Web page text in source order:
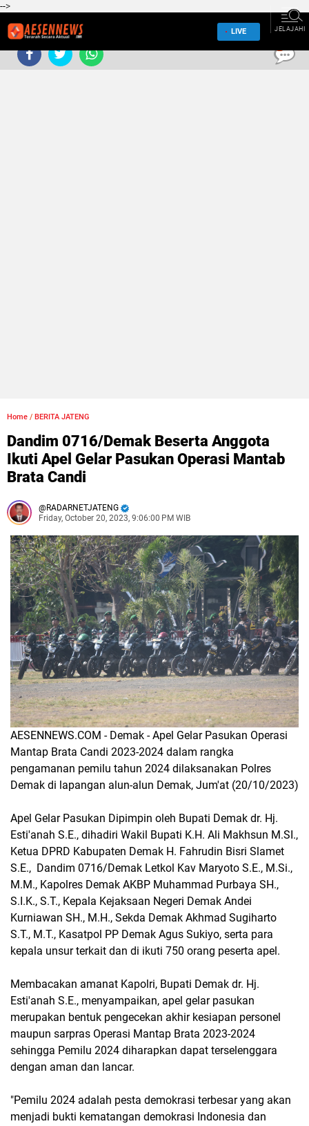
-->
LIVE JELAJAHI
Home / BERITA JATENG
Dandim 0716/Demak Beserta Anggota
Ikuti Apel Gelar Pasukan Operasi Mantab
Brata Candi
RADARNETJATENG
Friday, October 20, 2023, 9:06:00 PM WIB
AESENNEWS.COM - Demak - Apel Gelar Pasukan Operasi
Mantap Brata Candi 2023-2024 dalam rangka
pengamanan pemilu tahun 2024 dilaksanakan Polres
Demak di lapangan alun-alun Demak, Jum'at (20/10/2023)
Apel Gelar Pasukan Dipimpin oleh Bupati Demak dr. Hj.
Esti'anah S.E., dihadiri Wakil Bupati K.H. Ali Makhsun M.SI.,
Ketua DPRD Kabupaten Demak H. Fahrudin Bisri Slamet
S.E., Dandim 0716/Demak Letkol Kav Maryoto S.E., M.Si.,
M.M., Kapolres Demak AKBP Muhammad Purbaya SH.,
S.I.K., S.T., Kepala Kejaksaan Negeri Demak Andei
Kurniawan SH., M.H., Sekda Demak Akhmad Sugiharto
S.T., M.T., Kasatpol PP Demak Agus Sukiyo, serta para
kepala unsur terkait dan di ikuti 750 orang peserta apel.
Membacakan amanat Kapolri, Bupati Demak dr. Hj.
Esti'anah S.E., menyampaikan, apel gelar pasukan
merupakan bentuk pengecekan akhir kesiapan personel
maupun sarpras Operasi Mantap Brata 2023-2024
sehingga Pemilu 2024 diharapkan dapat terselenggara
dengan aman dan lancar.
"Pemilu 2024 adalah pesta demokrasi terbesar yang akan
menjadi bukti kematangan demokrasi Indonesia dan